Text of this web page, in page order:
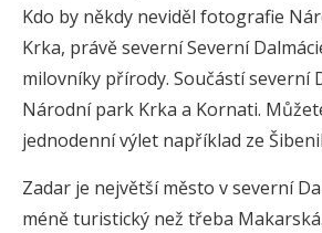
Kdo by někdy neviděl fotografie
Krka, právě severní Severní
milovníky přírody. Součástí severní
Národní park Krka a Kornati.
jednodenní výlet například ze
Zadar je největší město v severní
méně turistický než třeba